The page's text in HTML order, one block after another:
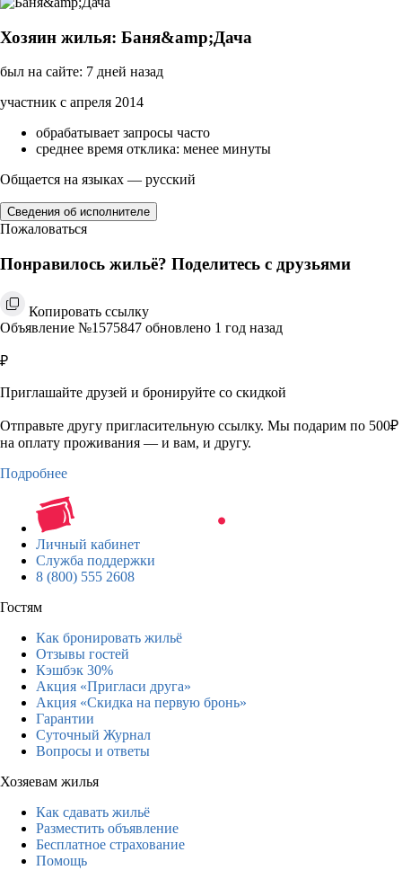
Хозяин жилья: Баня&amp;Дача
был на сайте: 7 дней назад
участник с апреля 2014
обрабатывает запросы часто
среднее время отклика: менее минуты
Общается на языках — русский
Сведения об исполнителе
Пожаловаться
Понравилось жильё? Поделитесь с друзьями
Копировать ссылку
Объявление №1575847 обновлено 1 год назад
₽
Приглашайте друзей и бронируйте со скидкой
Отправьте другу пригласительную ссылку. Мы подарим по 500₽
на оплату проживания — и вам, и другу.
Подробнее
Личный кабинет
Служба поддержки
8 (800) 555 2608
Гостям
Как бронировать жильё
Отзывы гостей
Кэшбэк 30%
Акция «Пригласи друга»
Акция «Скидка на первую бронь»
Гарантии
Суточный Журнал
Вопросы и ответы
Хозяевам жилья
Как сдавать жильё
Разместить объявление
Бесплатное страхование
Помощь